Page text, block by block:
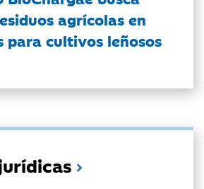
agrícolas en
para cultivos leñosos